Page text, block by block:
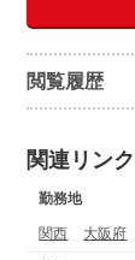
閲覧履歴
関連リンク
勤務地
関西 大阪府